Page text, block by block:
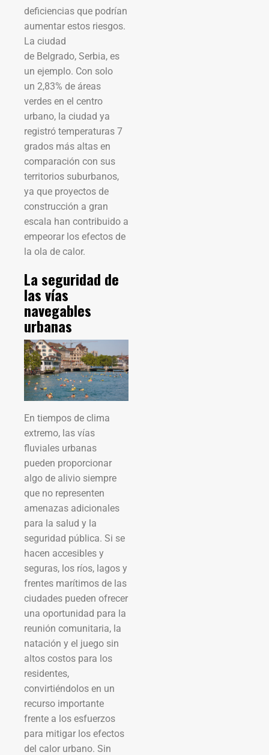
deficiencias que podrían
aumentar estos riesgos.
La ciudad
de Belgrado, Serbia, es
un ejemplo. Con solo
un 2,83% de áreas
verdes en el centro
urbano, la ciudad ya
registró temperaturas 7
grados más altas en
comparación con sus
territorios suburbanos,
ya que proyectos de
construcción a gran
escala han contribuido a
empeorar los efectos de
la ola de calor.
La seguridad de
las vías
navegables
urbanas
En tiempos de clima
extremo, las vías
fluviales urbanas
pueden proporcionar
algo de alivio siempre
que no representen
amenazas adicionales
para la salud y la
seguridad pública. Si se
hacen accesibles y
seguras, los ríos, lagos y
frentes marítimos de las
ciudades pueden ofrecer
una oportunidad para la
reunión comunitaria, la
natación y el juego sin
altos costos para los
residentes,
convirtiéndolos en un
recurso importante
frente a los esfuerzos
para mitigar los efectos
del calor urbano. Sin